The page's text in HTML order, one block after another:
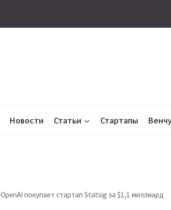
Новости Статьи Стартапы
OpenAI покупает стартап Statsig за $1,1 миллиард